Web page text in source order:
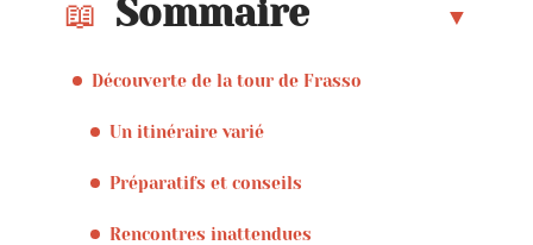
Sommaire
Découverte de la tour de Frasso
Un itinéraire varié
Préparatifs et conseils
Rencontres inattendues